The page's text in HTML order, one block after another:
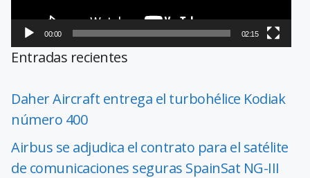
00:00 02:15
Entradas recientes
Daher Aircraft entrega el turbohélice Kodiak
número 400
Airbus se adjudica el contrato para el satélite
de comunicaciones seguras SpainSat NG-III